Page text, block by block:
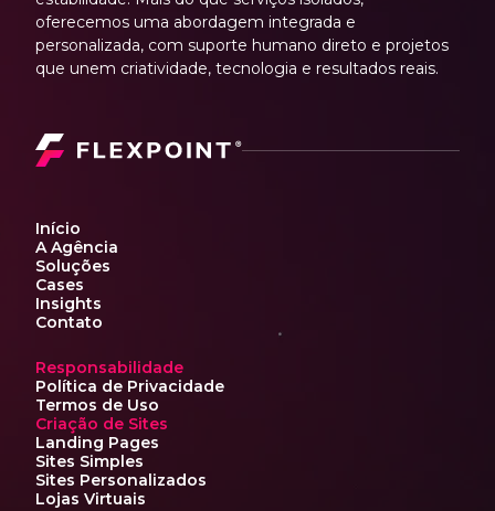
oferecemos uma abordagem integrada e
personalizada, com suporte humano direto e projetos
que unem criatividade, tecnologia e resultados reais.
Início
A Agência
Soluções
Cases
Insights
Contato
Responsabilidade
Política de Privacidade
Termos de Uso
Criação de Sites
Landing Pages
Sites Simples
Sites Personalizados
Lojas Virtuais